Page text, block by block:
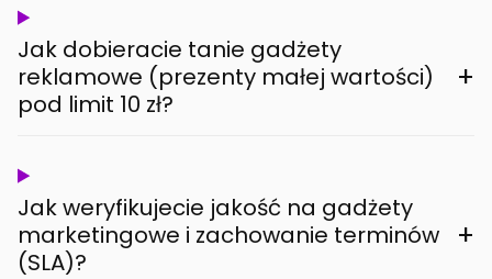
Jak dobieracie tanie gadżety
reklamowe (prezenty małej wartości)
pod limit 10 zł?
+
Jak weryfikujecie jakość na gadżety
marketingowe i zachowanie terminów
(SLA)?
+